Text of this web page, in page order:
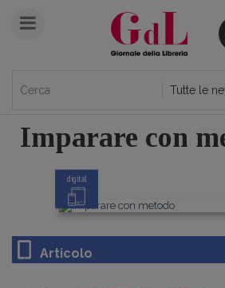
Imparare con
digital
Articolo